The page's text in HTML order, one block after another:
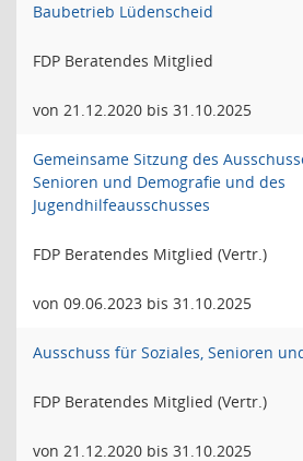
Baubetrieb Lüdenscheid
FDP Beratendes Mitglied
von 21.12.2020 bis 31.10.2025
Gemeinsame Sitzung des
Senioren und Demografie und des
Jugendhilfeausschusses
FDP Beratendes Mitglied (Vertr.)
von 09.06.2023 bis 31.10.2025
Ausschuss für Soziales, Senioren
FDP Beratendes Mitglied (Vertr.)
von 21.12.2020 bis 31.10.2025